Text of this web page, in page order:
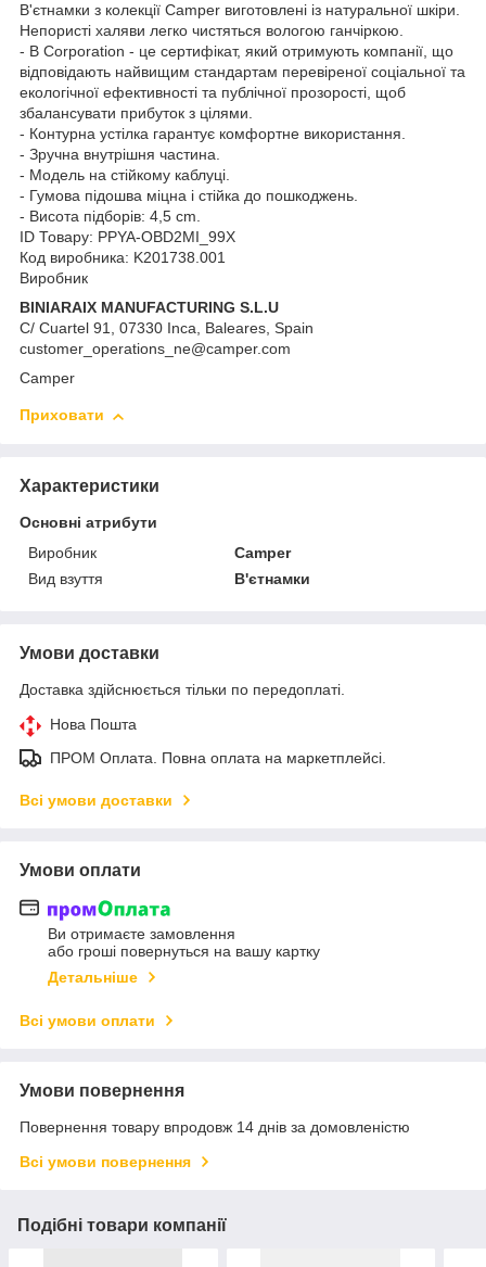
В'єтнамки з колекції Camper виготовлені із натуральної шкіри.
Непористі халяви легко чистяться вологою ганчіркою.
- B Corporation - це сертифікат, який отримують компанії, що
відповідають найвищим стандартам перевіреної соціальної та
екологічної ефективності та публічної прозорості, щоб
збалансувати прибуток з цілями.
- Контурна устілка гарантує комфортне використання.
- Зручна внутрішня частина.
- Модель на стійкому каблуці.
- Гумова підошва міцна і стійка до пошкоджень.
- Висота підборів: 4,5 cm.
ID Товару: PPYA-OBD2MI_99X
Код виробника: K201738.001
Виробник
BINIARAIX MANUFACTURING S.L.U
C/ Cuartel 91, 07330 Inca, Baleares, Spain
customer_operations_ne@camper.com
Camper
Приховати
Характеристики
Основні атрибути
Виробник
Camper
Вид взуття
В'єтнамки
Умови доставки
Доставка здійснюється тільки по передоплаті.
Нова Пошта
ПРОМ Оплата. Повна оплата на маркетплейсі.
Всі умови доставки
Умови оплати
Ви отримаєте замовлення
або гроші повернуться на вашу картку
Детальніше
Всі умови оплати
Умови повернення
Повернення товару впродовж 14 днів за домовленістю
Всі умови повернення
Подібні товари компанії